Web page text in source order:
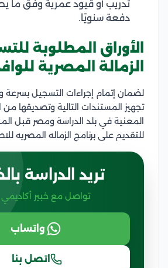
تدريب أو قيود عمرية وفق ما
دفعة سنويًا.
الأوراق المطلوبة
الزمالة المصرية
لضمان إتمام إجراءات التسجيل بسرعة
تجهيز المستندات التالية وتصديقها من
المعنية في بلد الدراسة ومصر قبل
للتقديم على برنامج الزماله المصريه
تريد الدراسة
تواصل مع خبير أكاديمي
واتساب
اتصل بنا